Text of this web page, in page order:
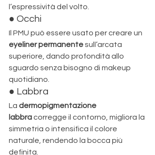
l’espressività del volto.
● Occhi
Il PMU può essere usato per creare un
eyeliner permanente sull’arcata
superiore, dando profondità allo
sguardo senza bisogno di makeup
quotidiano.
● Labbra
La dermopigmentazione
labbra corregge il contorno, migliora la
simmetria o intensifica il colore
naturale, rendendo la bocca più
definita.